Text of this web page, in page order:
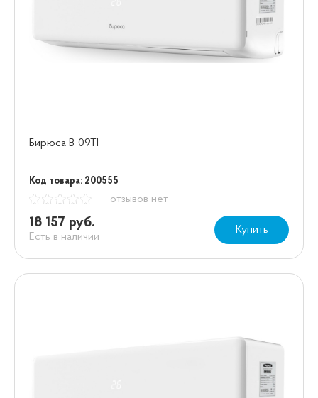
Бирюса B-09TI
Код товара: 200555
— отзывов нет
18 157 руб.
Есть в наличии
Купить